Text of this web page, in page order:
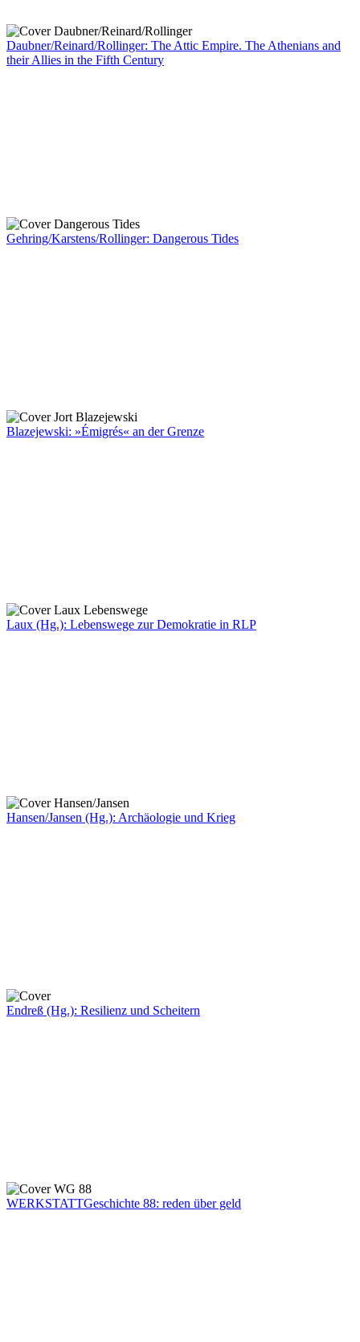
Daubner/Reinard/Rollinger: The Attic Empire. The Athenians and
their Allies in the Fifth Century
Gehring/Karstens/Rollinger: Dangerous Tides
Blazejewski: »Émigrés« an der Grenze
Laux (Hg.): Lebenswege zur Demokratie in RLP
Hansen/Jansen (Hg.): Archäologie und Krieg
Endreß (Hg.): Resilienz und Scheitern
WERKSTATTGeschichte 88: reden über geld